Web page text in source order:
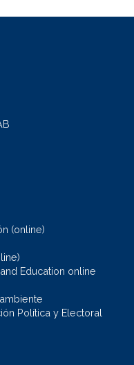
(online)
Education online
Política y Electoral